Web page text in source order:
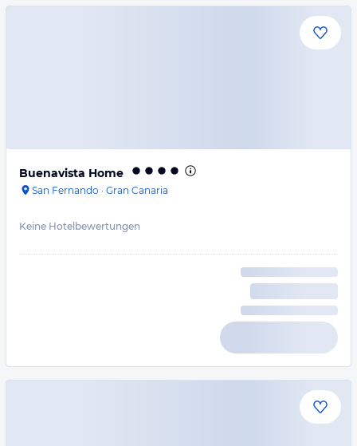
Buenavista Home
San Fernando · Gran Canaria
Keine Hotelbewertungen